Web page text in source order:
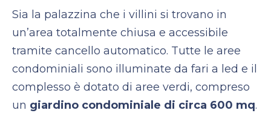
Sia la palazzina che i villini si trovano in
un’area totalmente chiusa e accessibile
tramite cancello automatico. Tutte le aree
condominiali sono illuminate da fari a led e il
complesso è dotato di aree verdi, compreso
un giardino condominiale di circa 600 mq.